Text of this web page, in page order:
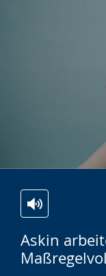
Ich
Askin
Leichten
Sprache
Audio-
Unterstützung.
Video
in